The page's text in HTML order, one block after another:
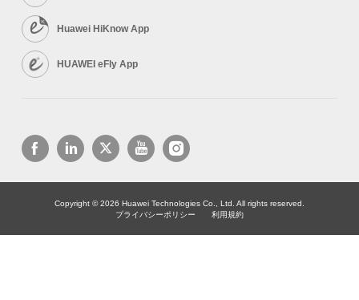
Huawei HiKnow App
HUAWEI eFly App
Copyright © 2026 Huawei Technologies Co., Ltd. All rights reserved.
プライバシーポリシー
利用規約